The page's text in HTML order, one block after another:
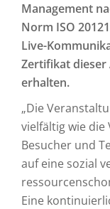
Management
Norm ISO
Live-
Zertifikat dieser
erhalten.
„Die
vielfältig wie
Besucher und
auf eine sozial
Eine